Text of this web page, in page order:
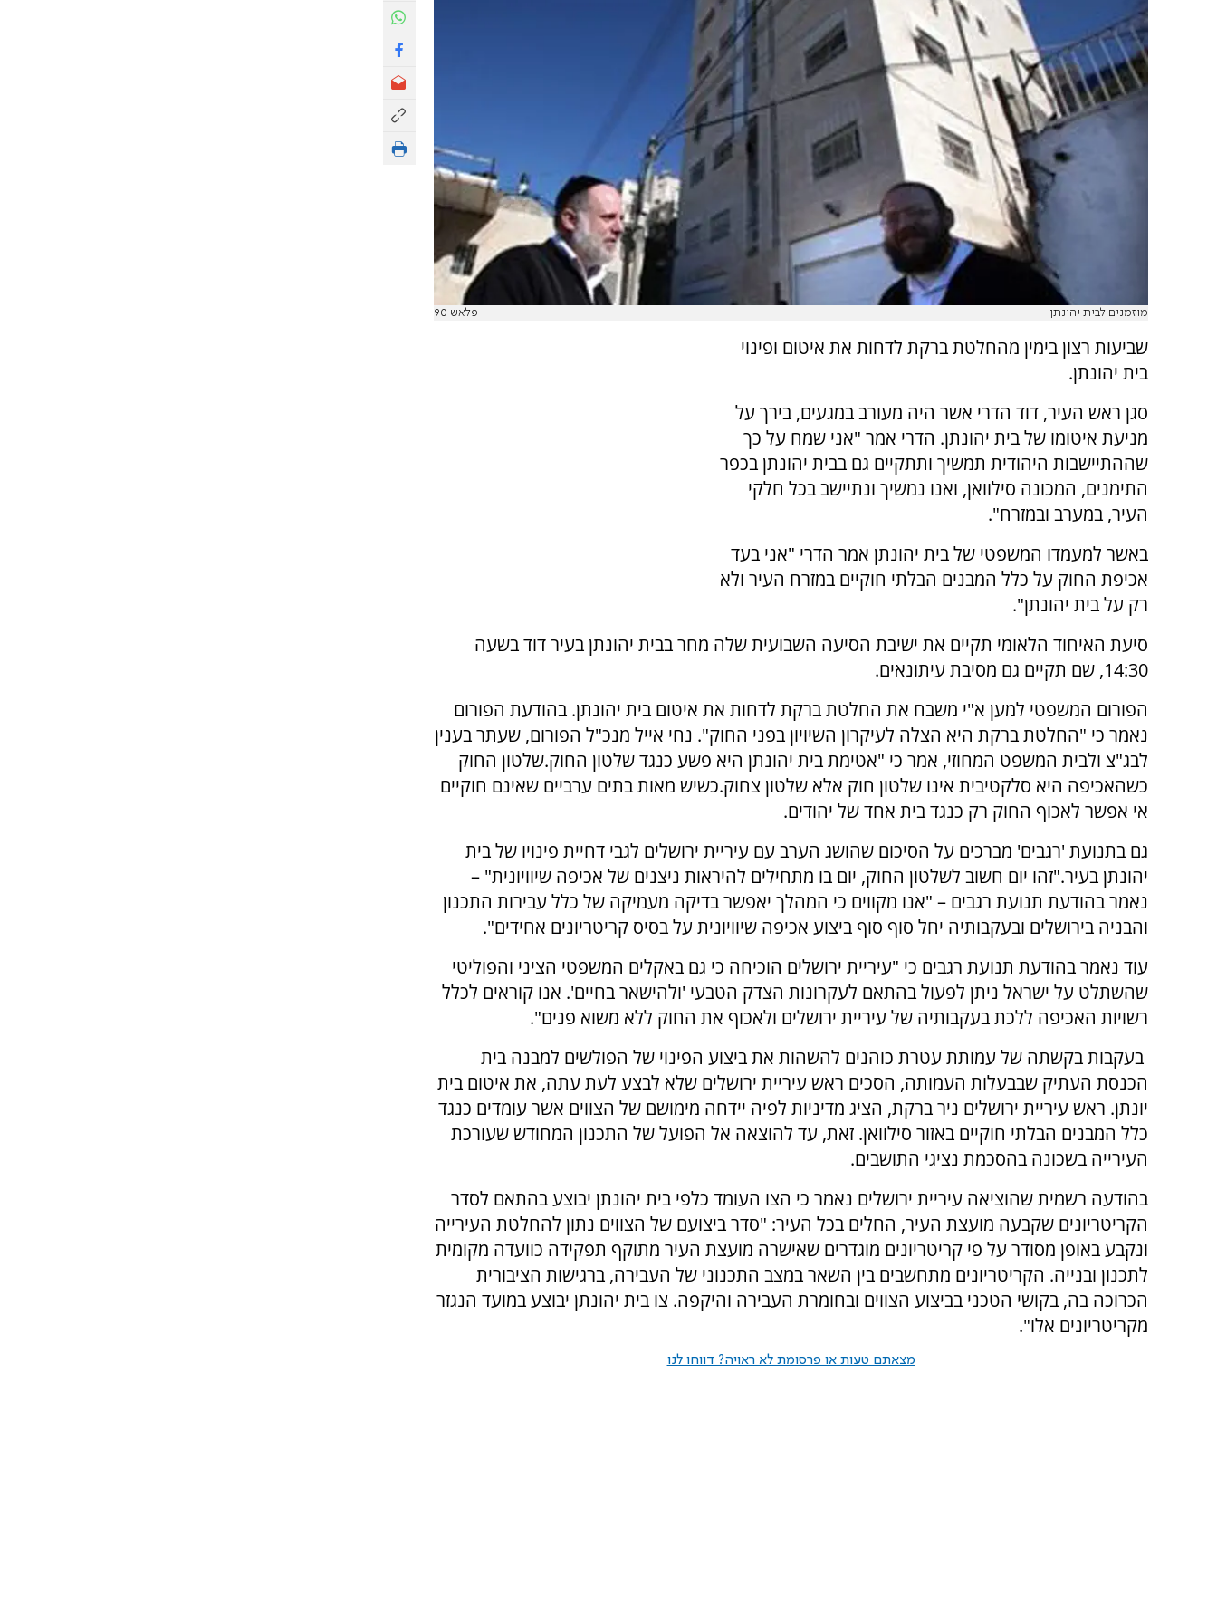
מוזמנים לבית יהונתן פלאש 90
שביעות רצון בימין מהחלטת ברקת לדחות את איטום ופינוי
בית יהונתן.
סגן ראש העיר, דוד הדרי אשר היה מעורב במגעים, בירך על
מניעת איטומו של בית יהונתן. הדרי אמר "אני שמח על כך
שההתיישבות היהודית תמשיך ותתקיים גם בבית יהונתן בכפר
התימנים, המכונה סילוואן, ואנו נמשיך ונתיישב בכל חלקי
העיר, במערב ובמזרח".
באשר למעמדו המשפטי של בית יהונתן אמר הדרי "אני בעד
אכיפת החוק על כלל המבנים הבלתי חוקיים במזרח העיר ולא
רק על בית יהונתן".
סיעת האיחוד הלאומי תקיים את ישיבת הסיעה השבועית שלה מחר בבית יהונתן בעיר דוד בשעה
14:30, שם תקיים גם מסיבת עיתונאים.
הפורום המשפטי למען א"י משבח את החלטת ברקת לדחות את איטום בית יהונתן. בהודעת הפורום
נאמר כי "החלטת ברקת היא הצלה לעיקרון השיויון בפני החוק". נחי אייל מנכ"ל הפורום, שעתר בענין
לבג"צ ולבית המשפט המחוזי, אמר כי "אטימת בית יהונתן היא פשע כנגד שלטון החוק.שלטון החוק
כשהאכיפה היא סלקטיבית אינו שלטון חוק אלא שלטון צחוק.כשיש מאות בתים ערביים שאינם חוקיים
אי אפשר לאכוף החוק רק כנגד בית אחד של יהודים.
גם בתנועת 'רגבים' מברכים על הסיכום שהושג הערב עם עיריית ירושלים לגבי דחיית פינויו של בית
יהונתן בעיר."זהו יום חשוב לשלטון החוק, יום בו מתחילים להיראות ניצנים של אכיפה שיוויונית" –
נאמר בהודעת תנועת רגבים – "אנו מקווים כי המהלך יאפשר בדיקה מעמיקה של כלל עבירות התכנון
והבניה בירושלים ובעקבותיה יחל סוף סוף ביצוע אכיפה שיוויונית על בסיס קריטריונים אחידים".
עוד נאמר בהודעת תנועת רגבים כי "עיריית ירושלים הוכיחה כי גם באקלים המשפטי הציני והפוליטי
שהשתלט על ישראל ניתן לפעול בהתאם לעקרונות הצדק הטבעי 'ולהישאר בחיים'. אנו קוראים לכלל
רשויות האכיפה ללכת בעקבותיה של עיריית ירושלים ולאכוף את החוק ללא משוא פנים".
בעקבות בקשתה של עמותת עטרת כוהנים להשהות את ביצוע הפינוי של הפולשים למבנה בית
הכנסת העתיק שבבעלות העמותה, הסכים ראש עיריית ירושלים שלא לבצע לעת עתה, את איטום בית
יונתן. ראש עיריית ירושלים ניר ברקת, הציג מדיניות לפיה יידחה מימושם של הצווים אשר עומדים כנגד
כלל המבנים הבלתי חוקיים באזור סילוואן. זאת, עד להוצאה אל הפועל של התכנון המחודש שעורכת
העירייה בשכונה בהסכמת נציגי התושבים.
בהודעה רשמית שהוציאה עיריית ירושלים נאמר כי הצו העומד כלפי בית יהונתן יבוצע בהתאם לסדר
הקריטריונים שקבעה מועצת העיר, החלים בכל העיר: "סדר ביצועם של הצווים נתון להחלטת העירייה
ונקבע באופן מסודר על פי קריטריונים מוגדרים שאישרה מועצת העיר מתוקף תפקידה כוועדה מקומית
לתכנון ובנייה. הקריטריונים מתחשבים בין השאר במצב התכנוני של העבירה, ברגישות הציבורית
הכרוכה בה, בקושי הטכני בביצוע הצווים ובחומרת העבירה והיקפה. צו בית יהונתן יבוצע במועד הנגזר
מקריטריונים אלו".
מצאתם טעות או פרסומת לא ראויה? דווחו לנו